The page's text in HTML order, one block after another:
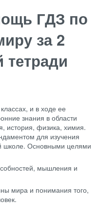
ГДЗ по
за 2
тетради
и в ходе ее
знания в области
история, физика, химия.
для изучения
школе. Основными целями
мышления и
мира и понимания того,